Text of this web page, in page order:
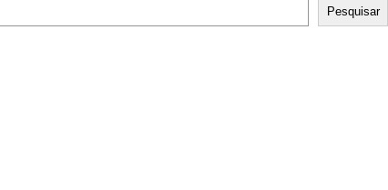
Pesquisar